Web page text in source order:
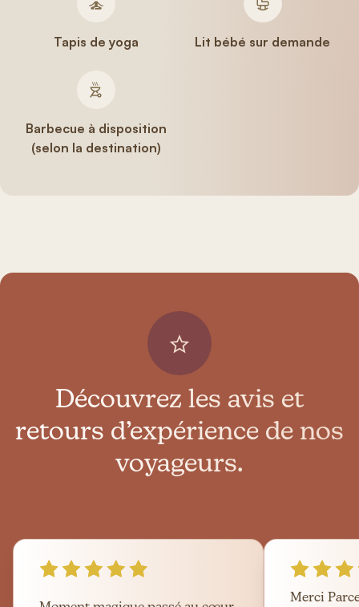
Tapis de yoga Lit bébé sur demande
Barbecue à disposition
(selon la destination)
Découvrez les avis et
retours d’expérience de nos
voyageurs.
Merci